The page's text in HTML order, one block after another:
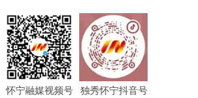
怀宁融媒视频号 独秀怀宁抖音号